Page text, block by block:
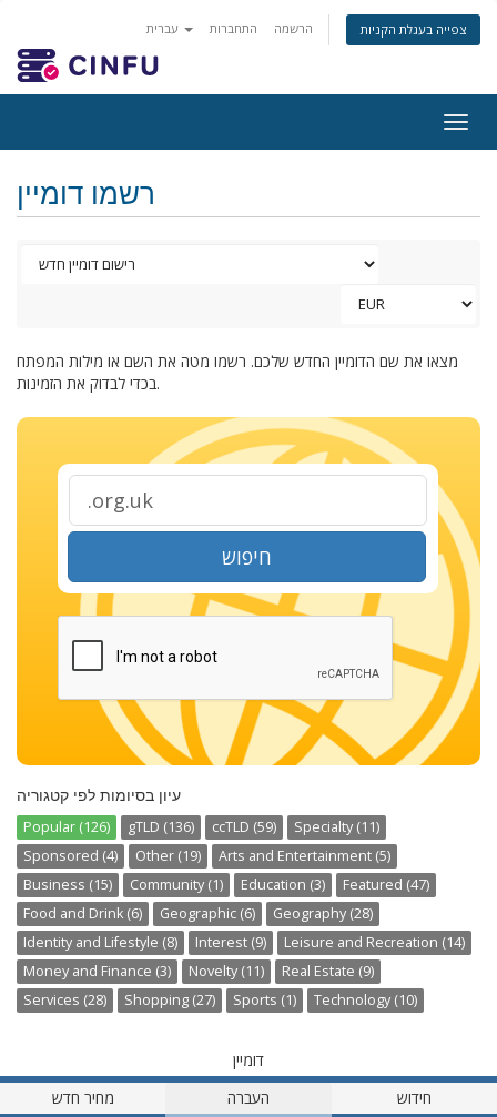
התחברות הרשמה צפייה בעגלת הקניות
רשמו דומיין
מצאו את שם הדומיין החדש שלכם. רשמו מטה את השם או מילות המפתח
בכדי לבדוק את הזמינות.
חיפוש
עיון בסיומות לפי קטגוריה
Popular (126) gTLD (136) ccTLD (59)
Specialty (11)
Sponsored (4)
Other (19)
Arts and Entertainment (5)
Business (15)
Community (1) Education (3)
Featured (47)
Food and Drink (6)
Geographic (6)
Geography (28)
Identity and Lifestyle (8)
Interest (9)
Leisure and Recreation (14)
Money and Finance (3)
Novelty (11)
Real Estate (9)
Services (28)
Shopping (27) Sports (1) Technology (10)
דומיין
מחיר חדש
העברה חידוש